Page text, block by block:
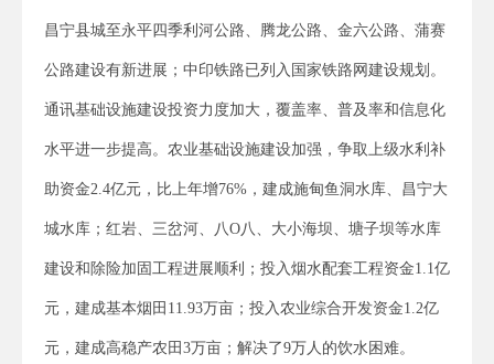
昌宁县城至永平四季利河公路、腾龙公路、金六公路、蒲赛
公路建设有新进展；中印铁路已列入国家铁路网建设规划。
通讯基础设施建设投资力度加大，覆盖率、普及率和信息化
水平进一步提高。农业基础设施建设加强，争取上级水利补
助资金2.4亿元，比上年增76%，建成施甸鱼洞水库、昌宁大
城水库；红岩、三岔河、八O八、大小海坝、塘子坝等水库
建设和除险加固工程进展顺利；投入烟水配套工程资金1.1亿
元，建成基本烟田11.93万亩；投入农业综合开发资金1.2亿
元，建成高稳产农田3万亩；解决了9万人的饮水困难。